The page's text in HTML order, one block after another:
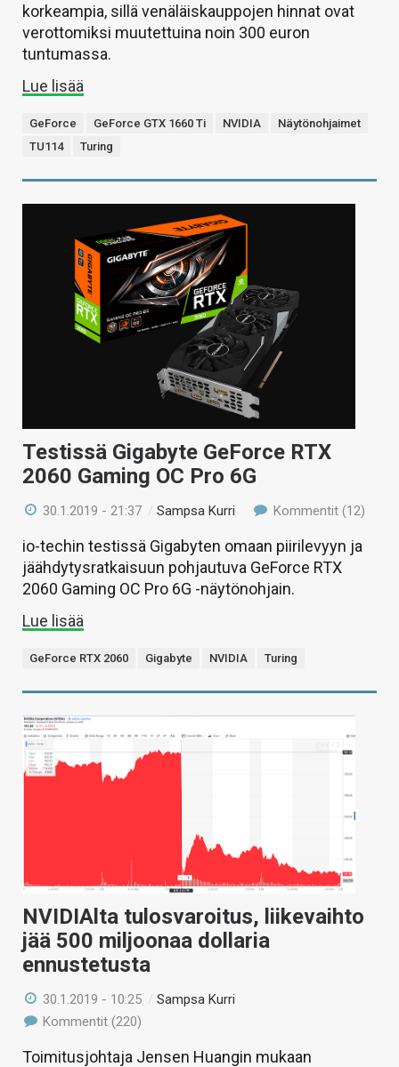
korkeampia, sillä venäläiskauppojen hinnat ovat
verottomiksi muutettuina noin 300 euron
tuntumassa.
Lue lisää
GeForce GeForce GTX 1660 Ti NVIDIA
Näytönohjaimet
TU114
Turing
Testissä Gigabyte GeForce RTX
2060 Gaming OC Pro 6G
30.1.2019 - 21:37 /Sampsa Kurri Kommentit (12)
io-techin testissä Gigabyten omaan piirilevyyn ja
jäähdytysratkaisuun pohjautuva GeForce RTX
2060 Gaming OC Pro 6G -näytönohjain.
Lue lisää
GeForce RTX 2060 Gigabyte NVIDIA Turing
NVIDIAlta tulosvaroitus, liikevaihto
jää 500 miljoonaa dollaria
ennustetusta
30.1.2019 - 10:25 /Sampsa Kurri
Kommentit (220)
Toimitusjohtaja Jensen Huangin mukaan